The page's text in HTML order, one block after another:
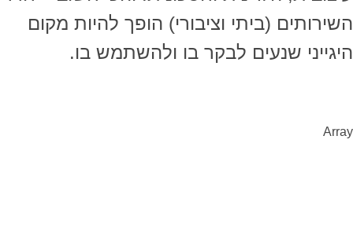
השירותים (ביתי וציבורי) הופך להיות מקום
היגייני שנעים לבקר בו ולהשתמש בו.
Array